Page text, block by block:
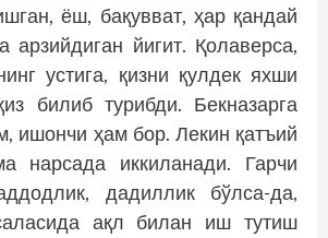
ёш, бақувват, ҳар қандай
арзийдиган йигит. Қолаверса,
устига, қизни қулдек яхши
билиб турибди. Бекназарга
ишончи ҳам бор. Лекин қатъий
нарсада иккиланади. Гарчи
дадиллик бўлса-да,
ақл билан иш тутиш